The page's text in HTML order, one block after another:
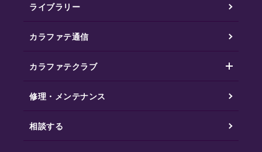
ライブラリー
カラファテ通信
カラファテクラブ
修理・メンテナンス
相談する